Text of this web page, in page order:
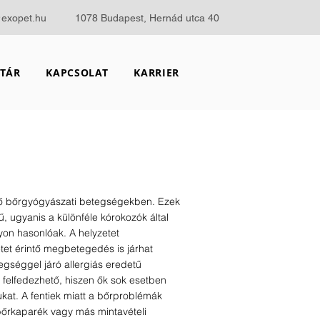
1078 Budapest, Hernád utca 40
KAPCSOLAT KARRIER
bőrgyógyászati betegségekben. Ezek
ugyanis a különféle kórokozók által
hasonlóak. A helyzetet
érintő megbetegedés is járhat
járó allergiás eredetű
hiszen ők sok esetben
A fentiek miatt a bőrproblémák
vagy más mintavételi